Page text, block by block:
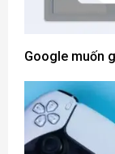
Google muốn